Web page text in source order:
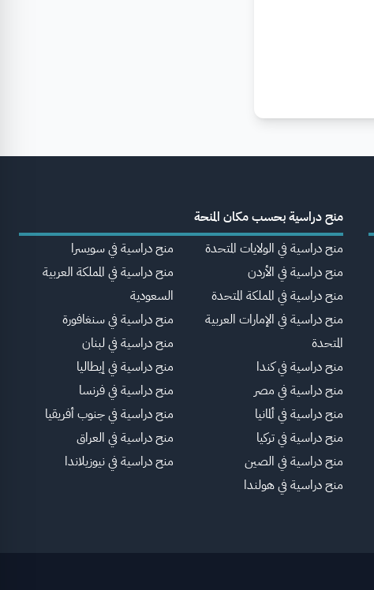
منح دراسية بحسب مكان المنحة
منح دراسية في الولايات المتحدة
منح دراسية في الأردن
منح دراسية في المملكة المتحدة
منح دراسية في الإمارات العربية
المتحدة
منح دراسية في كندا
منح دراسية في مصر
منح دراسية في ألمانيا
منح دراسية في تركيا
منح دراسية في الصين
منح دراسية في هولندا
منح دراسية في سويسرا
منح دراسية في المملكة العربية
السعودية
منح دراسية في سنغافورة
منح دراسية في لبنان
منح دراسية في إيطاليا
منح دراسية في فرنسا
منح دراسية في جنوب أفريقيا
منح دراسية في العراق
منح دراسية في نيوزيلاندا